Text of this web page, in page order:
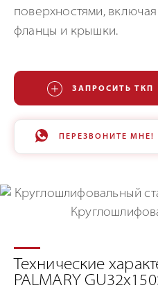
поверхностями, включая
фланцы и крышки.
ЗАПРОСИТЬ ТКП
ПЕРЕЗВОНИТЕ МНЕ!
Технические
PALMARY